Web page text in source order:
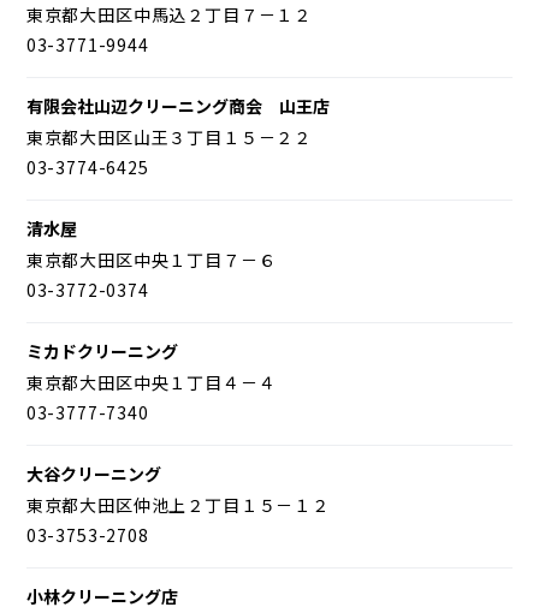
東京都大田区中馬込２丁目７－１２
03-3771-9944
有限会社山辺クリーニング商会 山王店
東京都大田区山王３丁目１５－２２
03-3774-6425
清水屋
東京都大田区中央１丁目７－６
03-3772-0374
ミカドクリーニング
東京都大田区中央１丁目４－４
03-3777-7340
大谷クリーニング
東京都大田区仲池上２丁目１５－１２
03-3753-2708
小林クリーニング店